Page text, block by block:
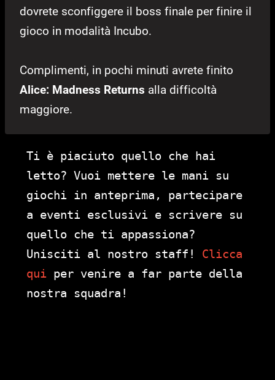
dovrete sconfiggere il boss finale per finire il
gioco in modalità Incubo.
Complimenti, in pochi minuti avrete finito
Alice: Madness Returns alla difficoltà
maggiore.
Ti è piaciuto quello che hai
letto? Vuoi mettere le mani su
giochi in anteprima, partecipare
a eventi esclusivi e scrivere su
quello che ti appassiona?
Unisciti al nostro staff! Clicca
qui per venire a far parte della
nostra squadra!